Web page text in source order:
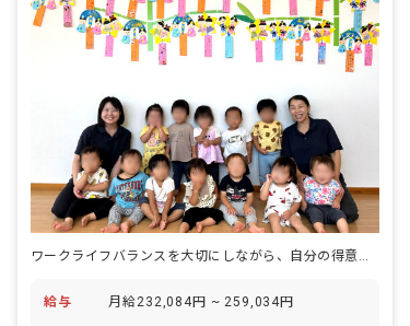
ワークライフバランスを大切にしながら、自分の得意を生かせる職場です！
給与 月給232,084円 ~ 259,034円